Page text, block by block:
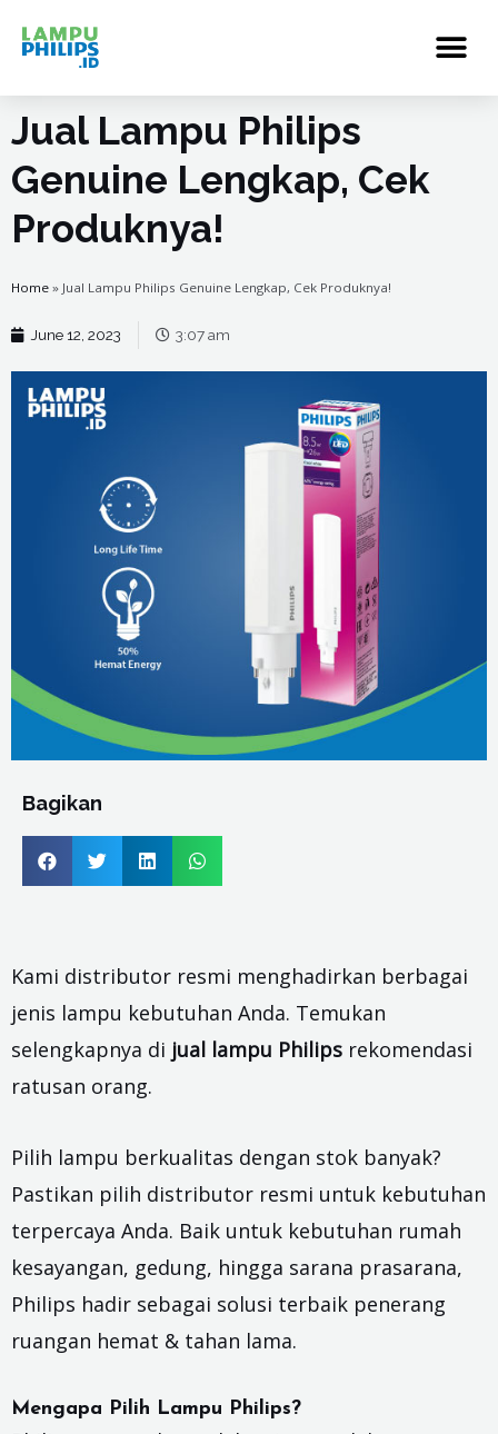
Jual Lampu Philips
Genuine Lengkap, Cek
Produknya!
Home » Jual Lampu Philips Genuine Lengkap, Cek Produknya!
June 12, 2023 3:07 am
Bagikan
Kami distributor resmi menghadirkan berbagai
jenis lampu kebutuhan Anda. Temukan
selengkapnya di jual lampu Philips rekomendasi
ratusan orang.
Pilih lampu berkualitas dengan stok banyak?
Pastikan pilih distributor resmi untuk kebutuhan
terpercaya Anda. Baik untuk kebutuhan rumah
kesayangan, gedung, hingga sarana prasarana,
Philips hadir sebagai solusi terbaik penerang
ruangan hemat & tahan lama.
Mengapa Pilih Lampu Philips?